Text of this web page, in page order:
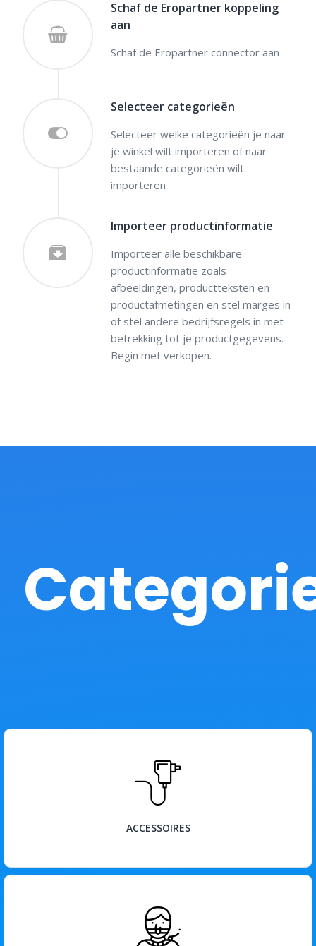
Schaf de Eropartner koppeling
aan
Schaf de Eropartner connector aan
Selecteer categorieën
Selecteer welke categorieën je naar
je winkel wilt importeren of naar
bestaande categorieën wilt
importeren
Importeer productinformatie
Importeer alle beschikbare
productinformatie zoals
afbeeldingen, productteksten en
productafmetingen en stel marges in
of stel andere bedrijfsregels in met
betrekking tot je productgegevens.
Begin met verkopen.
ACCESSOIRES
BEKIJK